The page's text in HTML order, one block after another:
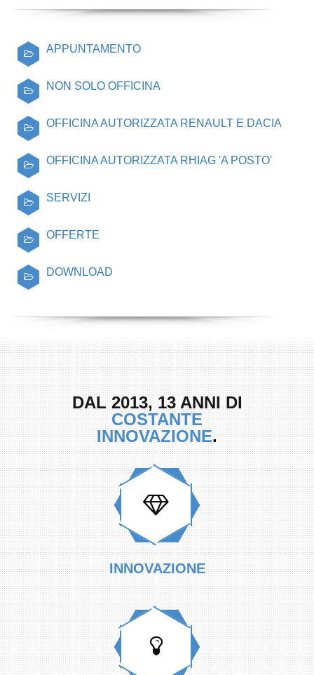
APPUNTAMENTO
NON SOLO OFFICINA
OFFICINA AUTORIZZATA RENAULT E DACIA
OFFICINA AUTORIZZATA RHIAG 'A POSTO'
SERVIZI
OFFERTE
DOWNLOAD
DAL 2013, 13 ANNI DI
COSTANTE
INNOVAZIONE.
INNOVAZIONE